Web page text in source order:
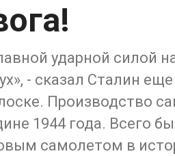
ударной силой
- сказал Сталин
Производство
1944 года. Всего
самолетом в